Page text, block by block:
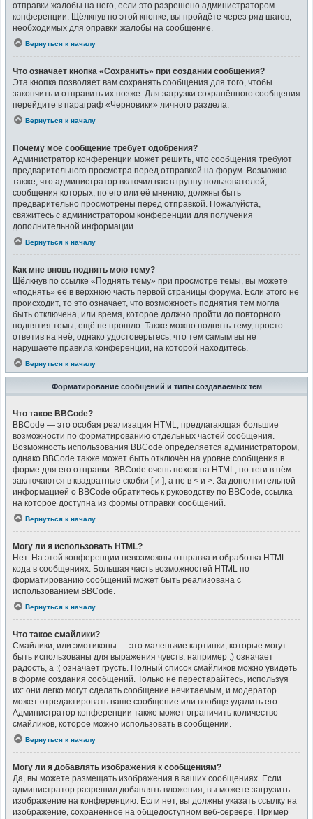
отправки жалобы на него, если это разрешено администратором
конференции. Щёлкнув по этой кнопке, вы пройдёте через ряд шагов,
необходимых для оправки жалобы на сообщение.
Вернуться к началу
Что означает кнопка «Сохранить» при создании сообщения?
Эта кнопка позволяет вам сохранять сообщения для того, чтобы
закончить и отправить их позже. Для загрузки сохранённого сообщения
перейдите в параграф «Черновики» личного раздела.
Вернуться к началу
Почему моё сообщение требует одобрения?
Администратор конференции может решить, что сообщения требуют
предварительного просмотра перед отправкой на форум. Возможно
также, что администратор включил вас в группу пользователей,
сообщения которых, по его или её мнению, должны быть
предварительно просмотрены перед отправкой. Пожалуйста,
свяжитесь с администратором конференции для получения
дополнительной информации.
Вернуться к началу
Как мне вновь поднять мою тему?
Щёлкнув по ссылке «Поднять тему» при просмотре темы, вы можете
«поднять» её в верхнюю часть первой страницы форума. Если этого не
происходит, то это означает, что возможность поднятия тем могла
быть отключена, или время, которое должно пройти до повторного
поднятия темы, ещё не прошло. Также можно поднять тему, просто
ответив на неё, однако удостоверьтесь, что тем самым вы не
нарушаете правила конференции, на которой находитесь.
Вернуться к началу
Форматирование сообщений и типы создаваемых тем
Что такое BBCode?
BBCode — это особая реализация HTML, предлагающая большие
возможности по форматированию отдельных частей сообщения.
Возможность использования BBCode определяется администратором,
однако BBCode также может быть отключён на уровне сообщения в
форме для его отправки. BBCode очень похож на HTML, но теги в нём
заключаются в квадратные скобки [ и ], а не в < и >. За дополнительной
информацией о BBCode обратитесь к руководству по BBCode, ссылка
на которое доступна из формы отправки сообщений.
Вернуться к началу
Могу ли я использовать HTML?
Нет. На этой конференции невозможны отправка и обработка HTML-
кода в сообщениях. Большая часть возможностей HTML по
форматированию сообщений может быть реализована с
использованием BBCode.
Вернуться к началу
Что такое смайлики?
Смайлики, или эмотиконы — это маленькие картинки, которые могут
быть использованы для выражения чувств, например :) означает
радость, а :( означает грусть. Полный список смайликов можно увидеть
в форме создания сообщений. Только не перестарайтесь, используя
их: они легко могут сделать сообщение нечитаемым, и модератор
может отредактировать ваше сообщение или вообще удалить его.
Администратор конференции также может ограничить количество
смайликов, которое можно использовать в сообщении.
Вернуться к началу
Могу ли я добавлять изображения к сообщениям?
Да, вы можете размещать изображения в ваших сообщениях. Если
администратор разрешил добавлять вложения, вы можете загрузить
изображение на конференцию. Если нет, вы должны указать ссылку на
изображение, сохранённое на общедоступном веб-сервере. Пример